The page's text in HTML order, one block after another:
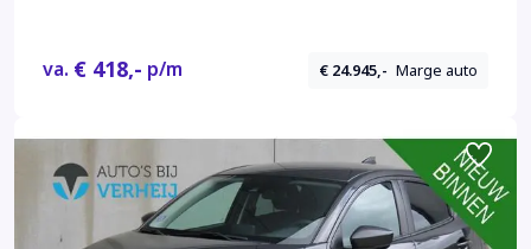
va. € 418,- p/m € 24.945,- Marge auto